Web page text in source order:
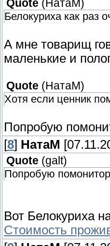
Quote ( НатаМ )
Белокуриха как
А мне товарищ
маленькие и
Quote ( НатаМ)
Хотя если ценник
Попробую
[8] НатаМ
Quote (galt)
Попробую
Вот Белокуриха
Стоимость